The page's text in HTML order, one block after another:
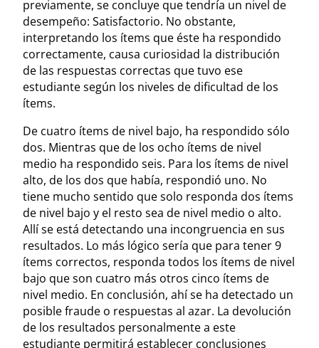
previamente, se concluye que tendría un nivel de
desempeño: Satisfactorio. No obstante,
interpretando los ítems que éste ha respondido
correctamente, causa curiosidad la distribución
de las respuestas correctas que tuvo ese
estudiante según los niveles de dificultad de los
ítems.
De cuatro ítems de nivel bajo, ha respondido sólo
dos. Mientras que de los ocho ítems de nivel
medio ha respondido seis. Para los ítems de nivel
alto, de los dos que había, respondió uno. No
tiene mucho sentido que solo responda dos ítems
de nivel bajo y el resto sea de nivel medio o alto.
Allí se está detectando una incongruencia en sus
resultados. Lo más lógico sería que para tener 9
ítems correctos, responda todos los ítems de nivel
bajo que son cuatro más otros cinco ítems de
nivel medio. En conclusión, ahí se ha detectado un
posible fraude o respuestas al azar. La devolución
de los resultados personalmente a este
estudiante permitirá establecer conclusiones